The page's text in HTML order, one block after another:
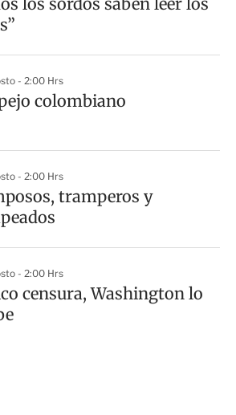
- 2:00 Hrs
colombiano
- 2:00 Hrs
tramperos y
- 2:00 Hrs
censura, Washington lo